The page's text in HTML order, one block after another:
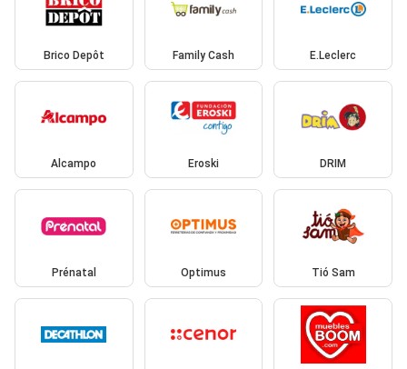
Brico Depôt Family Cash E.Leclerc
Alcampo Eroski DRIM
Prénatal Optimus Tió Sam